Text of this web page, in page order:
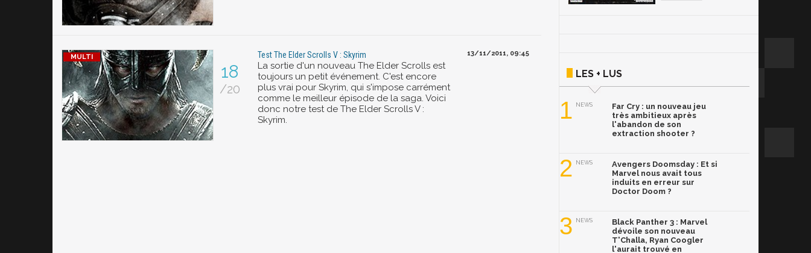
18
/20
Test The Elder Scrolls V : Skyrim
La sortie d'un nouveau The Elder Scrolls est
toujours un petit événement. C'est encore
plus vrai pour Skyrim, qui s'impose carrément
comme le meilleur épisode de la saga. Voici
donc notre test de The Elder Scrolls V :
Skyrim.
13/11/2011, 09:45
LES + LUS
1 NEWS
Far Cry : un nouveau jeu
très ambitieux après
l'abandon de son
extraction shooter ?
2 NEWS
Avengers Doomsday : Et si
Marvel nous avait tous
induits en erreur sur
Doctor Doom ?
3 NEWS
Black Panther 3 : Marvel
dévoile son nouveau
T'Challa, Ryan Coogler
l'aurait trouvé en